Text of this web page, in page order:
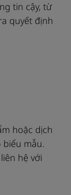
tin cậy, từ
quyết định
hoặc dịch
biểu mẫu.
hệ với